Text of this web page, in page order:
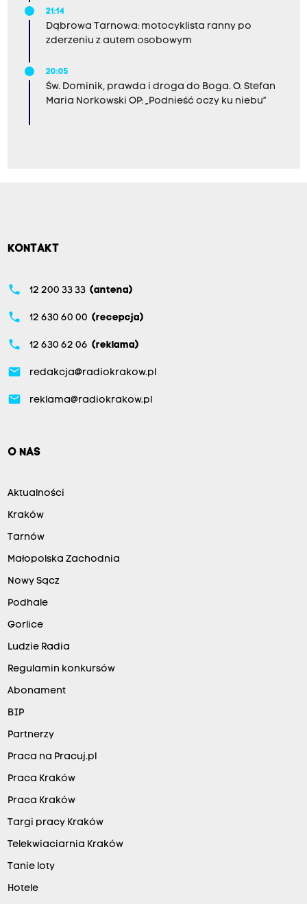
21:14
Dąbrowa Tarnowa: motocyklista ranny po
zderzeniu z autem osobowym
20:05
Św. Dominik, prawda i droga do Boga. O. Stefan
Maria Norkowski OP: „Podnieść oczy ku niebu”
KONTAKT
phone 12 200 33 33 (antena)
phone 12 630 60 00 (recepcja)
phone 12 630 62 06 (reklama)
email redakcja@radiokrakow.pl
email reklama@radiokrakow.pl
O NAS
Aktualności
Kraków
Tarnów
Małopolska Zachodnia
Nowy Sącz
Podhale
Gorlice
Ludzie Radia
Regulamin konkursów
Abonament
BIP
Partnerzy
Praca na Pracuj.pl
Praca Kraków
Praca Kraków
Targi pracy Kraków
Telekwiaciarnia Kraków
Tanie loty
Hotele